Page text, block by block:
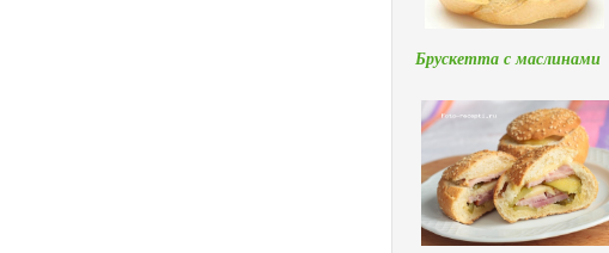
Брускетта с маслинами